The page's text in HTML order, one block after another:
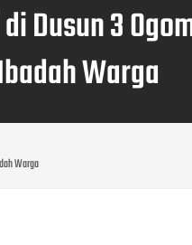
Dusun 3
Warga
Warga